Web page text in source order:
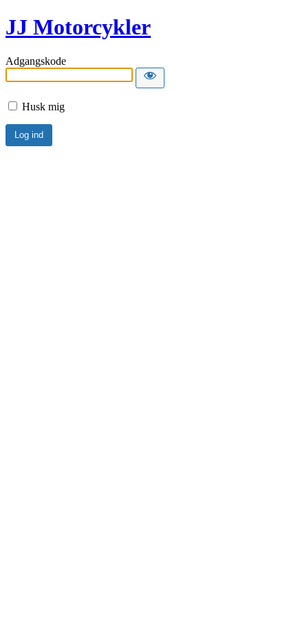
JJ Motorcykler
Adgangskode
Husk mig